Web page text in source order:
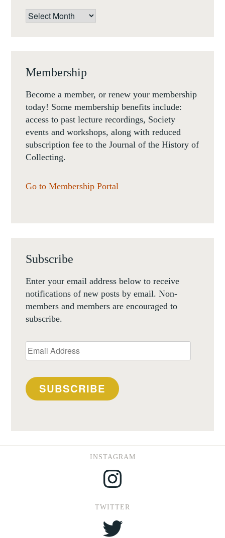
Archives
Membership
Become a member, or renew your membership
today! Some membership benefits include:
access to past lecture recordings, Society
events and workshops, along with reduced
subscription fee to the Journal of the History of
Collecting.
Go to Membership Portal
Subscribe
Enter your email address below to receive
notifications of new posts by email. Non-
members and members are encouraged to
subscribe.
Email
Address
SUBSCRIBE
INSTAGRAM
Instagram
TWITTER
Twitter